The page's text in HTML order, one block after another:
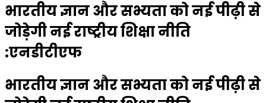
भारतीय ज्ञान और सभ्यता को नई पीढ़ी से
जोड़ेगी नई राष्ट्रीय शिक्षा नीति
:एनडीटीएफ
भारतीय ज्ञान और सभ्यता को नई पीढ़ी से